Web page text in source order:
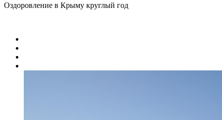
Оздоровление в Крыму круглый год